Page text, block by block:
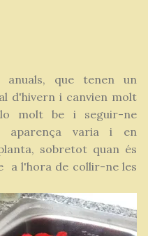
anuals, que tenen un
d'hivern i canvien molt
lo molt be i seguir-ne
aparença varia i en
sobretot quan és
a l'hora de collir-ne les